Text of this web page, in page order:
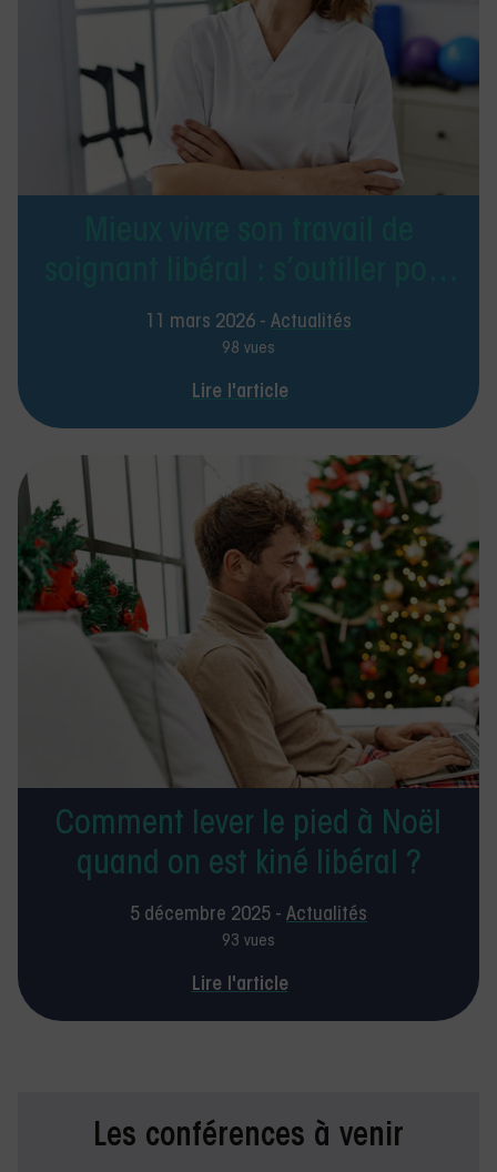
prévenir le stress et
l’épuisement
11 mars 2026 - Actualités
98 vues
Lire l'article
Comment lever le pied à Noël
quand on est kiné libéral ?
5 décembre 2025 - Actualités
93 vues
Lire l'article
Les conférences à venir